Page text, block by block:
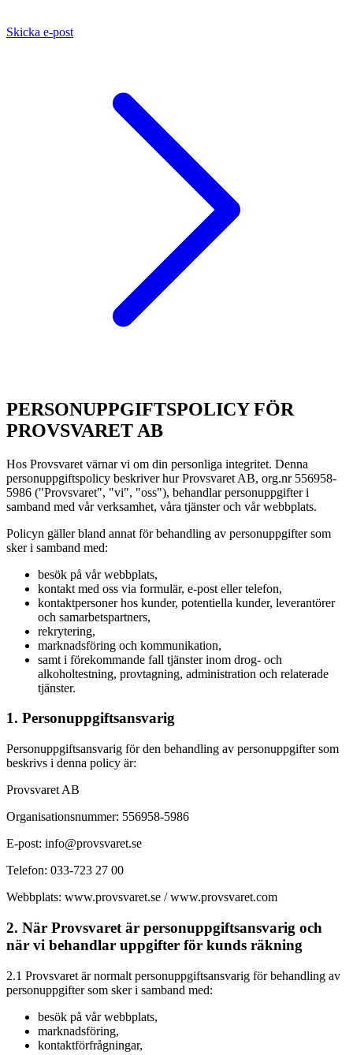
Skicka e-post
PERSONUPPGIFTSPOLICY FÖR
PROVSVARET AB
Hos Provsvaret värnar vi om din personliga integritet. Denna
personuppgiftspolicy beskriver hur Provsvaret AB, org.nr 556958-
5986 ("Provsvaret", "vi", "oss"), behandlar personuppgifter i
samband med vår verksamhet, våra tjänster och vår webbplats.
Policyn gäller bland annat för behandling av personuppgifter som
sker i samband med:
besök på vår webbplats,
kontakt med oss via formulär, e-post eller telefon,
kontaktpersoner hos kunder, potentiella kunder, leverantörer
och samarbetspartners,
rekrytering,
marknadsföring och kommunikation,
samt i förekommande fall tjänster inom drog- och
alkoholtestning, provtagning, administration och relaterade
tjänster.
1. Personuppgiftsansvarig
Personuppgiftsansvarig för den behandling av personuppgifter som
beskrivs i denna policy är:
Provsvaret AB
Organisationsnummer: 556958-5986
E-post: info@provsvaret.se
Telefon: 033-723 27 00
Webbplats: www.provsvaret.se / www.provsvaret.com
2. När Provsvaret är personuppgiftsansvarig och
när vi behandlar uppgifter för kunds räkning
2.1 Provsvaret är normalt personuppgiftsansvarig för behandling av
personuppgifter som sker i samband med:
besök på vår webbplats,
marknadsföring,
kontaktförfrågningar,